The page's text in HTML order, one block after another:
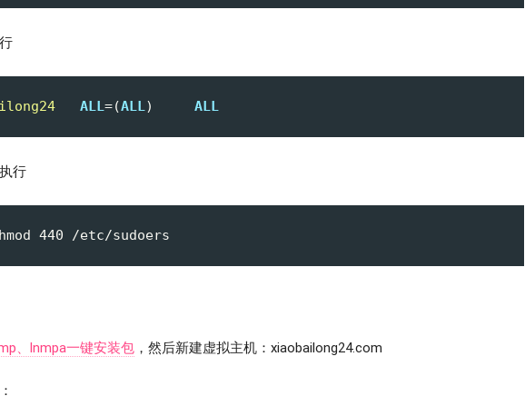
ALL=(ALL) ALL
行
440
、lnmpa一键安装包 ，然后新建虚拟主机：xiaobailong24.com